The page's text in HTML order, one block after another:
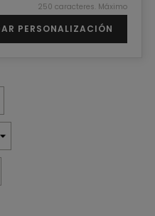
250 caracteres. Máximo
PERSONALIZACIÓN